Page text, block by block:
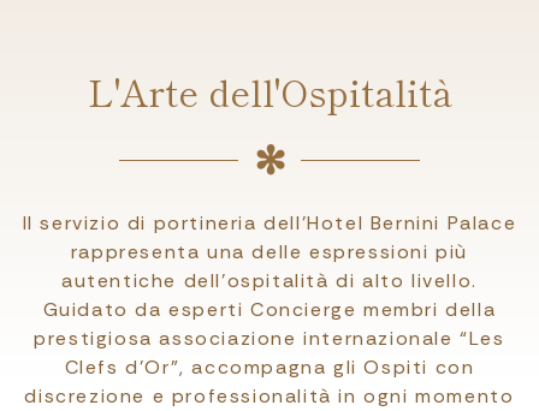
L'Arte dell'Ospitalità
Il servizio di portineria dell’Hotel Bernini Palace
rappresenta una delle espressioni più
autentiche dell’ospitalità di alto livello.
Guidato da esperti Concierge membri della
prestigiosa associazione internazionale “Les
Clefs d’Or”, accompagna gli Ospiti con
discrezione e professionalità in ogni momento